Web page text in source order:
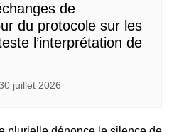
de
du protocole sur les
l’interprétation de
juillet 2026